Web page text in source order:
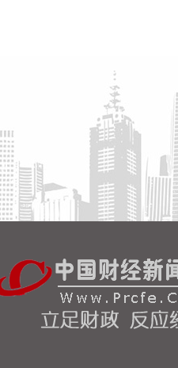
水旱灾害防御应急响应工作规程》
18时针对上海、江苏、浙江、安
洪水防御Ⅳ级应急响应，督促指导
关注台风“白海豚”动向和雨水情变
和会商研判，加强监测预报预警，
做好江河防汛、水库安全度汛、中
灾害防御等工作，确保人民群众生
汽车官微发布消息，旗下最新款
小时，大定数量达到31826辆，该
为20.98万元—23.18万元。